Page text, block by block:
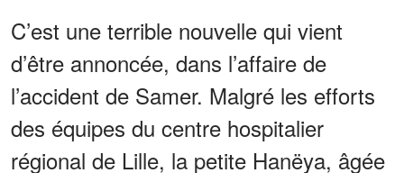
C’est une terrible nouvelle qui vient
d’être annoncée, dans l’affaire de
l’accident de Samer. Malgré les efforts
des équipes du centre hospitalier
régional de Lille, la petite Hanëya, âgée